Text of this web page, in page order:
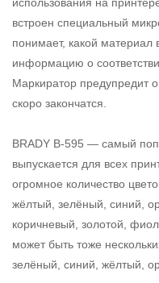
встроен специальный
понимает, какой материал
информацию о
Маркиратор предупредит
скоро закончатся.
BRADY B-595 — самый
выпускается для всех
огромное количество
жёлтый, зелёный, синий,
коричневый, золотой,
может быть тоже
зелёный, синий, жёлтый,